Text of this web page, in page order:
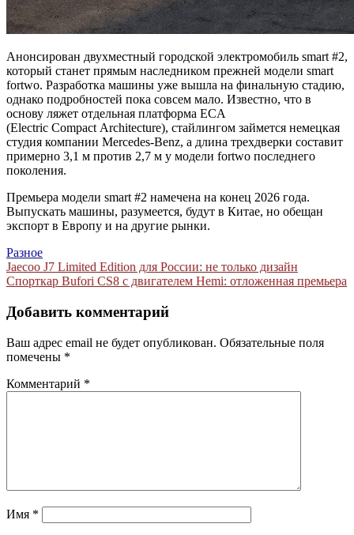
Анонсирован двухместный городской электромобиль smart #2,
который станет прямым наследником прежней модели smart
fortwo. Разработка машины уже вышла на финальную стадию,
однако подробностей пока совсем мало. Известно, что в
основу ляжет отдельная платформа ECA
(Electric Compact Architecture), стайлингом займется немецкая
студия компании Mercedes-Benz, а длина трехдверки составит
примерно 3,1 м против 2,7 м у модели fortwo последнего
поколения.
Премьера модели smart #2 намечена на конец 2026 года.
Выпускать машины, разумеется, будут в Китае, но обещан
экспорт в Европу и на другие рынки.
Разное
Навигация
по
записям
Jaecoo J7 Limited Edition для России: не только дизайн
Спорткар Bufori CS8 с двигателем Hemi: отложенная премьера
Добавить комментарий
Ваш адрес email не будет опубликован. Обязательные поля
помечены *
Комментарий *
Имя *